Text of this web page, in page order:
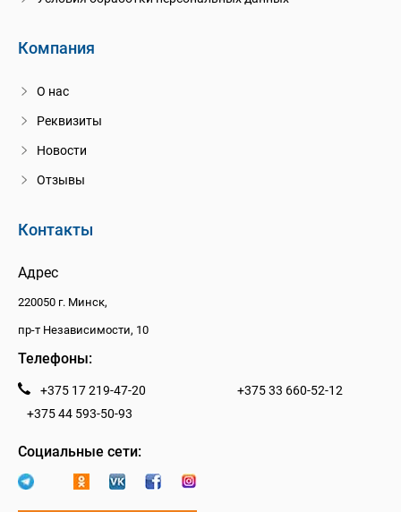
Компания
О нас
Реквизиты
Новости
Отзывы
Контакты
Адрес
220050 г. Минск,
пр-т Независимости, 10
Телефоны:
+375 17 219-47-20
+375 33 660-52-12
+375 44 593-50-93
Социальные сети: